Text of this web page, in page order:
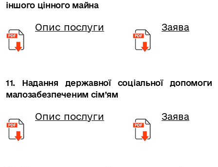
іншого цінного майна
Опис послуги Заява
11. Надання державної соціальної допомоги
малозабезпеченим сім’ям
Опис послуги Заява